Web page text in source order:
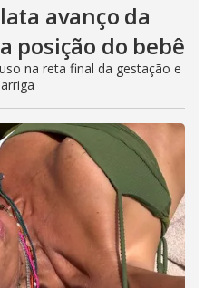
avanço da
posição do bebê
na reta final da gestação e